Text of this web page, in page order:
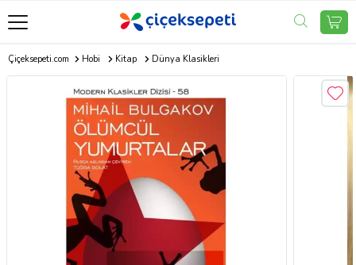
Çiçeksepeti.com Hobi Kitap Dünya Klasikleri